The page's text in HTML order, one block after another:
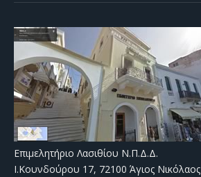
Επιμελητήριο Λασιθίου Ν.Π.Δ.Δ.
Ι.Κουνδούρου 17, 72100 Άγιος Νικόλαος